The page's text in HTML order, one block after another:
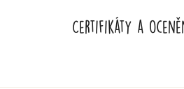
Certifikáty a